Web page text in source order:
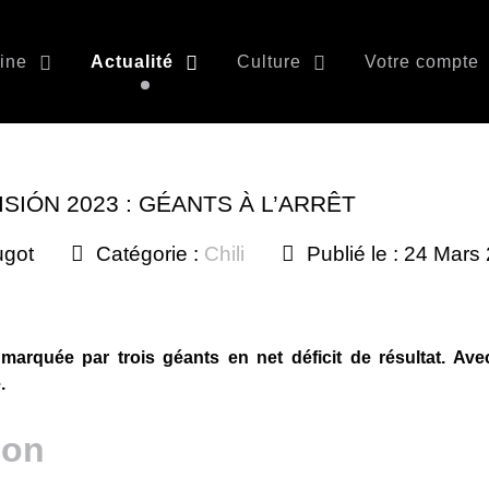
Actualité Culture Votre compte
2023 : GÉANTS À L’ARRÊT
Catégorie : Chili Publié le : 24 Mars
par trois géants en net déficit de résultat.